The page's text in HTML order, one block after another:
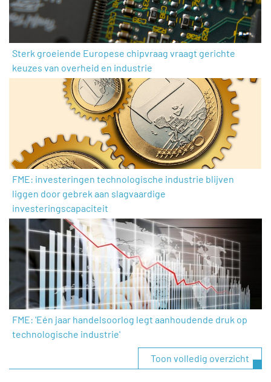
Sterk groeiende Europese chipvraag vraagt gerichte
keuzes van overheid en industrie
FME: investeringen technologische industrie blijven
liggen door gebrek aan slagvaardige
investeringscapaciteit
FME: 'Eén jaar handelsoorlog legt aanhoudende druk op
technologische industrie'
Toon volledig overzicht